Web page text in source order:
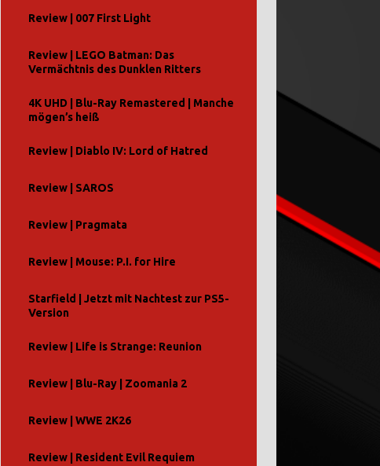
Review | 007 First Light
Review | LEGO Batman: Das
Vermächtnis des Dunklen Ritters
4K UHD | Blu-Ray Remastered | Manche
mögen’s heiß
Review | Diablo IV: Lord of Hatred
Review | SAROS
Review | Pragmata
Review | Mouse: P.I. for Hire
Starfield | Jetzt mit Nachtest zur PS5-
Version
Review | Life is Strange: Reunion
Review | Blu-Ray | Zoomania 2
Review | WWE 2K26
Review | Resident Evil Requiem